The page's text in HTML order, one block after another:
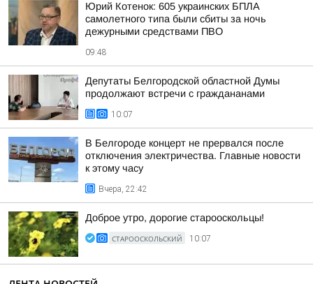
Юрий Котенок: 605 украинских БПЛА
самолетного типа были сбиты за ночь
дежурными средствами ПВО
09:48
Депутаты Белгородской областной Думы
продолжают встречи с граждананами
10:07
В Белгороде концерт не прервался после
отключения электричества. Главные новости
к этому часу
Вчера, 22:42
Доброе утро, дорогие старооскольцы!
СТАРООСКОЛЬСКИЙ 10:07